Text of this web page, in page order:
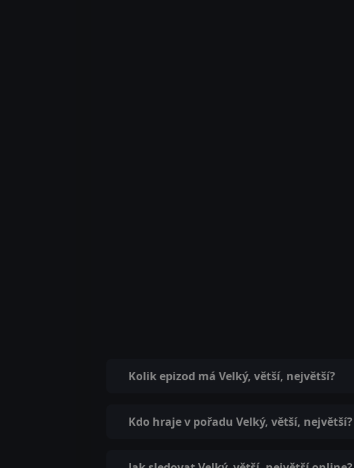
Kolik epizod má Velký, větší, největší?
Kdo hraje v pořadu Velký, větší, největší?